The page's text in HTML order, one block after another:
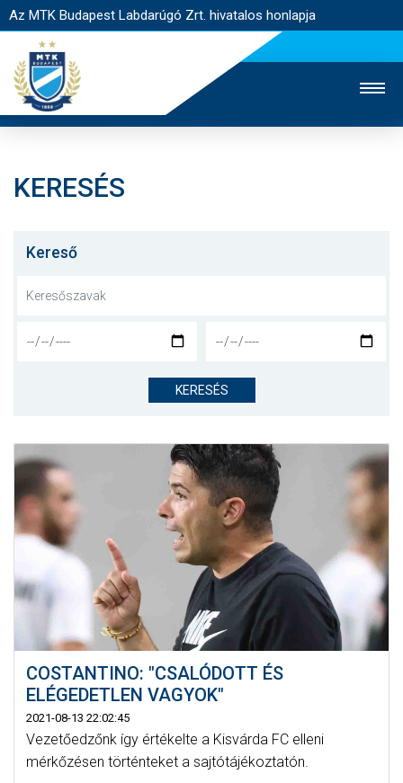
Az MTK Budapest Labdarúgó Zrt. hivatalos honlapja
JEGYÉRTÉKESÍTÉS
NYITÓLAP
CSAPATOK
KLUB
GALÉRIA
SZURKOLÓI ÉLMÉNYEK
AKKREDITÁCIÓ
KERESÉS
Kereső
KERESÉS
COSTANTINO: "CSALÓDOTT ÉS
ELÉGEDETLEN VAGYOK"
2021-08-13 22:02:45
Vezetőedzőnk így értékelte a Kisvárda FC elleni
mérkőzésen történteket a sajtótájékoztatón.